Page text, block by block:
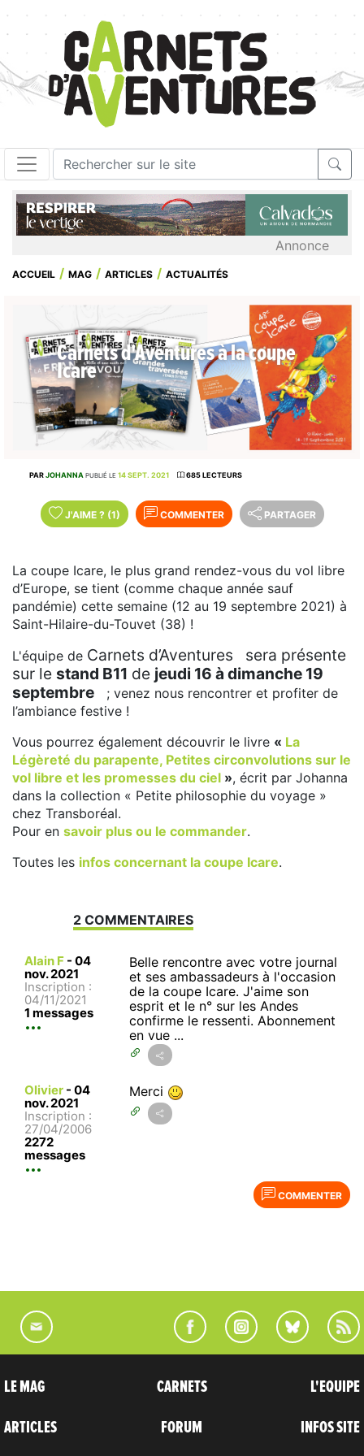
Annonce
ACCUEIL MAG ARTICLES ACTUALITÉS
Carnets d'Aventures à la coupe
Icare
PARJOHANNA PUBLIÉ LE 14 SEPT. 2021 685 LECTEURS
J'AIME ? (1) COMMENTER PARTAGER
La coupe Icare, le plus grand rendez-vous du vol libre
d’Europe, se tient (comme chaque année sauf
pandémie) cette semaine (12 au 19 septembre 2021) à
Saint-Hilaire-du-Touvet (38) !
L'équipe de Carnets d’Aventures
sera présente
sur le stand B11 de jeudi 16 à dimanche 19
septembre
; venez nous rencontrer et profiter de
l’ambiance festive !
Vous pourrez également découvrir le livre « La
Légèreté du parapente, Petites circonvolutions sur le
vol libre et les promesses du ciel », écrit par Johanna
dans la collection « Petite philosophie du voyage »
chez Transboréal.
Pour en savoir plus ou le commander.
Toutes les infos concernant la coupe Icare.
2 COMMENTAIRES
Alain F - 04
nov. 2021
Inscription :
04/11/2021
1 messages
Belle rencontre avec votre journal
et ses ambassadeurs à l'occasion
de la coupe Icare. J'aime son
esprit et le n° sur les Andes
confirme le ressenti. Abonnement
en vue ...
Olivier - 04
nov. 2021
Inscription :
27/04/2006
2272
messages
Merci
COMMENTER
LE MAG
ARTICLES
CARNETS
FORUM
L'EQUIPE
INFOS SITE